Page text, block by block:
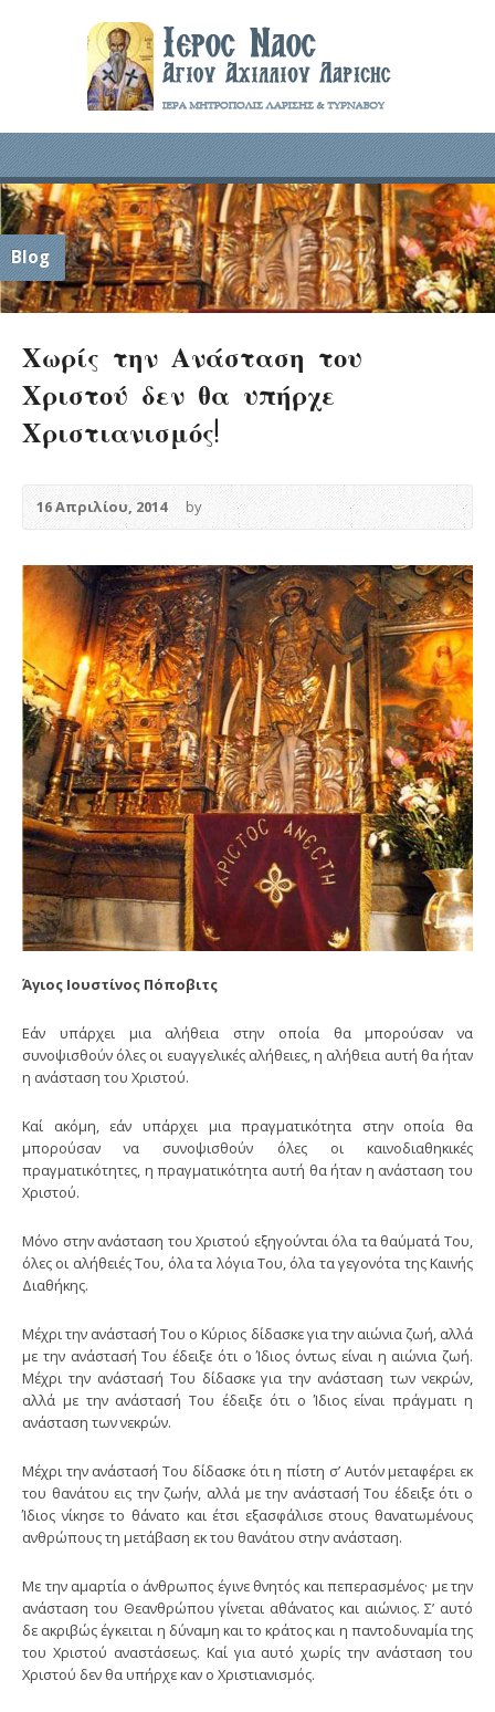
Blog
Χωρίς την Ανάσταση του
Χριστού δεν θα υπήρχε
Χριστιανισμός!
16 Απριλίου, 2014 by
Άγιος Ιουστίνος Πόποβιτς
Εάν υπάρχει μια αλήθεια στην οποία θα μπορούσαν να
συνοψισθούν όλες οι ευαγγελικές αλήθειες, η αλήθεια αυτή θα ήταν
η ανάσταση του Χριστού.
Καί ακόμη, εάν υπάρχει μια πραγματικότητα στην οποία θα
μπορούσαν να συνοψισθούν όλες οι καινοδιαθηκικές
πραγματικότητες, η πραγματικότητα αυτή θα ήταν η ανάσταση του
Χριστού.
Μόνο στην ανάσταση του Χριστού εξηγούνται όλα τα θαύματά Του,
όλες οι αλήθειές Του, όλα τα λόγια Του, όλα τα γεγονότα της Καινής
Διαθήκης.
Μέχρι την ανάστασή Του ο Κύριος δίδασκε για την αιώνια ζωή, αλλά
με την ανάστασή Του έδειξε ότι ο Ίδιος όντως είναι η αιώνια ζωή.
Μέχρι την ανάστασή Του δίδασκε για την ανάσταση των νεκρών,
αλλά με την ανάστασή Του έδειξε ότι ο Ίδιος είναι πράγματι η
ανάσταση των νεκρών.
Μέχρι την ανάστασή Του δίδασκε ότι η πίστη σ’ Αυτόν μεταφέρει εκ
του θανάτου εις την ζωήν, αλλά με την ανάστασή Του έδειξε ότι ο
Ίδιος νίκησε το θάνατο και έτσι εξασφάλισε στους θανατωμένους
ανθρώπους τη μετάβαση εκ του θανάτου στην ανάσταση.
Με την αμαρτία ο άνθρωπος έγινε θνητός και πεπερασμένος· με την
ανάσταση του Θεανθρώπου γίνεται αθάνατος και αιώνιος. Σ’ αυτό
δε ακριβώς έγκειται η δύναμη και το κράτος και η παντοδυναμία της
του Χριστού αναστάσεως. Καί για αυτό χωρίς την ανάσταση του
Χριστού δεν θα υπήρχε καν ο Χριστιανισμός.